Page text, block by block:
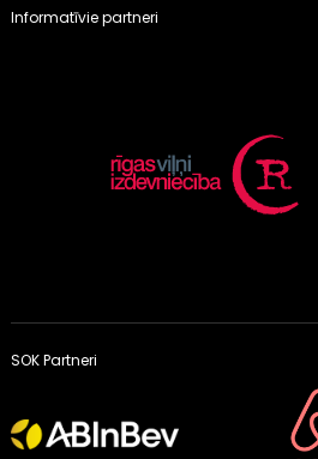
Informatīvie partneri
SOK Partneri